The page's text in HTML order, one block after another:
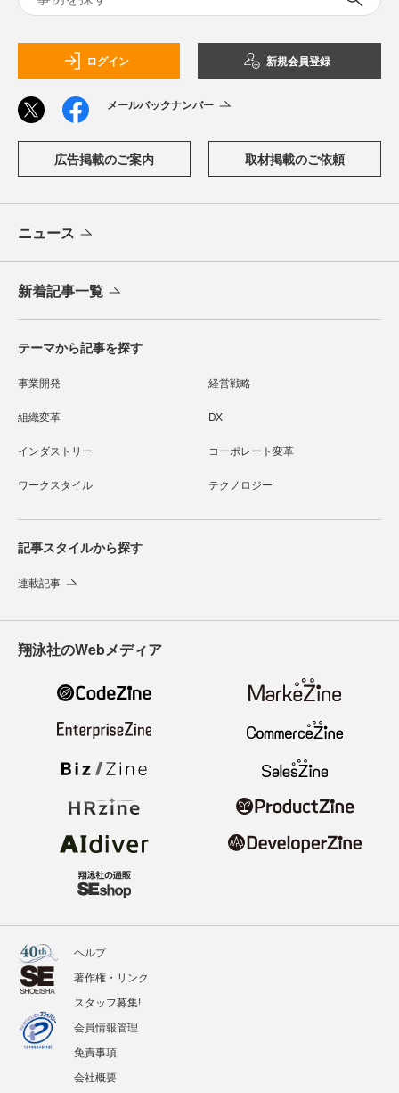
ログイン 新規会員登録
メールバックナンバー
広告掲載のご案内 取材掲載のご依頼
ニュース
新着記事一覧
テーマから記事を探す
事業開発 経営戦略
組織変革 DX
インダストリー コーポレート変革
ワークスタイル テクノロジー
記事スタイルから探す
連載記事
翔泳社のWebメディア
ヘルプ
著作権・リンク
スタッフ募集!
会員情報管理
免責事項
会社概要